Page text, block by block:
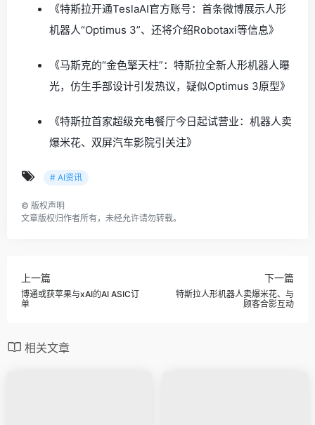
《特斯拉开通TeslaAI官方账号：首条微博展示人形
机器人“Optimus 3”、还将介绍Robotaxi等信息》
《马斯克的“金色擎天柱”：特斯拉全新人形机器人曝
光，仿生手部设计引发热议，疑似Optimus 3原型》
《特斯拉首家超级充电餐厅今日起试营业：机器人卖
爆米花、双屏汽车影院引关注》
# AI资讯
© 版权声明
文章版权归作者所有，未经允许请勿转载。
上一篇
博通或获苹果与xAI的AI ASIC订
单
下一篇
特斯拉人形机器人卖爆米花、与
顾客合影互动
相关文章